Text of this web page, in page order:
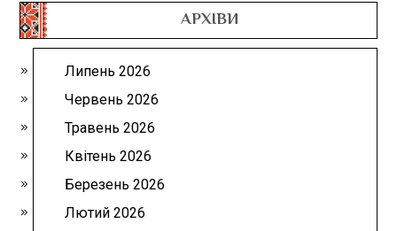
АРХІВИ
Липень 2026
Червень 2026
Травень 2026
Квітень 2026
Березень 2026
Лютий 2026